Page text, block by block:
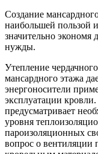
Создание
наибольшей пользой
значительно экономя
нужды.
Утепление
мансардного этажа
энергоносители
эксплуатации
предусматривает
уровня
пароизоляционных
вопрос о вентиляции